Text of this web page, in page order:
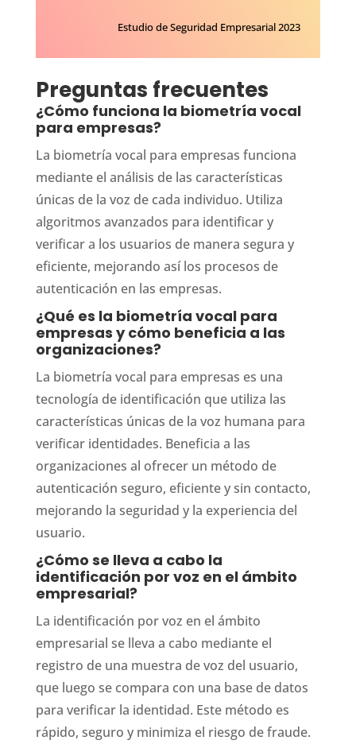
Estudio de Seguridad Empresarial 2023
Preguntas frecuentes
¿Cómo funciona la biometría vocal
para empresas?
La biometría vocal para empresas funciona
mediante el análisis de las características
únicas de la voz de cada individuo. Utiliza
algoritmos avanzados para identificar y
verificar a los usuarios de manera segura y
eficiente, mejorando así los procesos de
autenticación en las empresas.
¿Qué es la biometría vocal para
empresas y cómo beneficia a las
organizaciones?
La biometría vocal para empresas es una
tecnología de identificación que utiliza las
características únicas de la voz humana para
verificar identidades. Beneficia a las
organizaciones al ofrecer un método de
autenticación seguro, eficiente y sin contacto,
mejorando la seguridad y la experiencia del
usuario.
¿Cómo se lleva a cabo la
identificación por voz en el ámbito
empresarial?
La identificación por voz en el ámbito
empresarial se lleva a cabo mediante el
registro de una muestra de voz del usuario,
que luego se compara con una base de datos
para verificar la identidad. Este método es
rápido, seguro y minimiza el riesgo de fraude.